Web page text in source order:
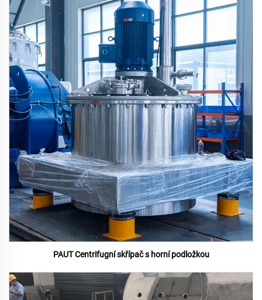
PAUT Centrifugní skřípač s horní podložkou